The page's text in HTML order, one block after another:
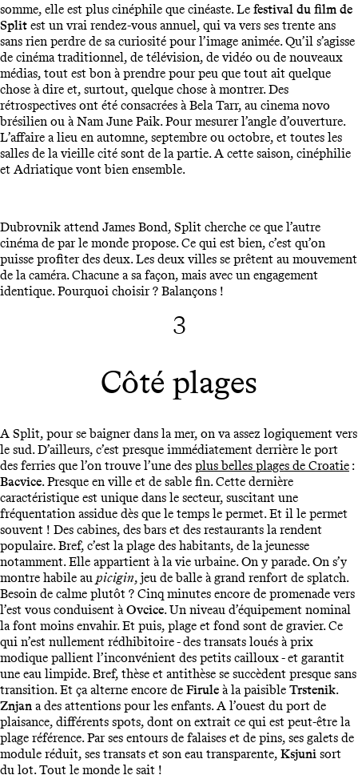
somme, elle est plus cinéphile que cinéaste. Le festival du film de
Split est un vrai rendez-vous annuel, qui va vers ses trente ans
sans rien perdre de sa curiosité pour l’image animée. Qu’il s’agisse
de cinéma traditionnel, de télévision, de vidéo ou de nouveaux
médias, tout est bon à prendre pour peu que tout ait quelque
chose à dire et, surtout, quelque chose à montrer. Des
rétrospectives ont été consacrées à Bela Tarr, au cinema novo
brésilien ou à Nam June Paik. Pour mesurer l’angle d’ouverture.
L’affaire a lieu en automne, septembre ou octobre, et toutes les
salles de la vieille cité sont de la partie. A cette saison, cinéphilie
et Adriatique vont bien ensemble.
Dubrovnik attend James Bond, Split cherche ce que l’autre
cinéma de par le monde propose. Ce qui est bien, c’est qu’on
puisse profiter des deux. Les deux villes se prêtent au mouvement
de la caméra. Chacune a sa façon, mais avec un engagement
identique. Pourquoi choisir ? Balançons !
3
Côté plages
A Split, pour se baigner dans la mer, on va assez logiquement vers
le sud. D’ailleurs, c’est presque immédiatement derrière le port
des ferries que l’on trouve l’une des plus belles plages de Croatie :
Bacvice. Presque en ville et de sable fin. Cette dernière
caractéristique est unique dans le secteur, suscitant une
fréquentation assidue dès que le temps le permet. Et il le permet
souvent ! Des cabines, des bars et des restaurants la rendent
populaire. Bref, c’est la plage des habitants, de la jeunesse
notamment. Elle appartient à la vie urbaine. On y parade. On s’y
montre habile au picigin, jeu de balle à grand renfort de splatch.
Besoin de calme plutôt ? Cinq minutes encore de promenade vers
l’est vous conduisent àOvcice. Un niveau d’équipement nominal
la font moins envahir. Et puis, plage et fond sont de gravier. Ce
qui n’est nullement rédhibitoire - des transats loués à prix
modique pallient l’inconvénient des petits cailloux - et garantit
une eau limpide. Bref, thèse et antithèse se succèdent presque sans
transition. Et ça alterne encore de Firule à la paisible Trstenik.
Znjan a des attentions pour les enfants. A l’ouest du port de
plaisance, différents spots, dont on extrait ce qui est peut-être la
plage référence. Par ses entours de falaises et de pins, ses galets de
module réduit, ses transats et son eau transparente, Ksjuni sort
du lot. Tout le monde le sait !